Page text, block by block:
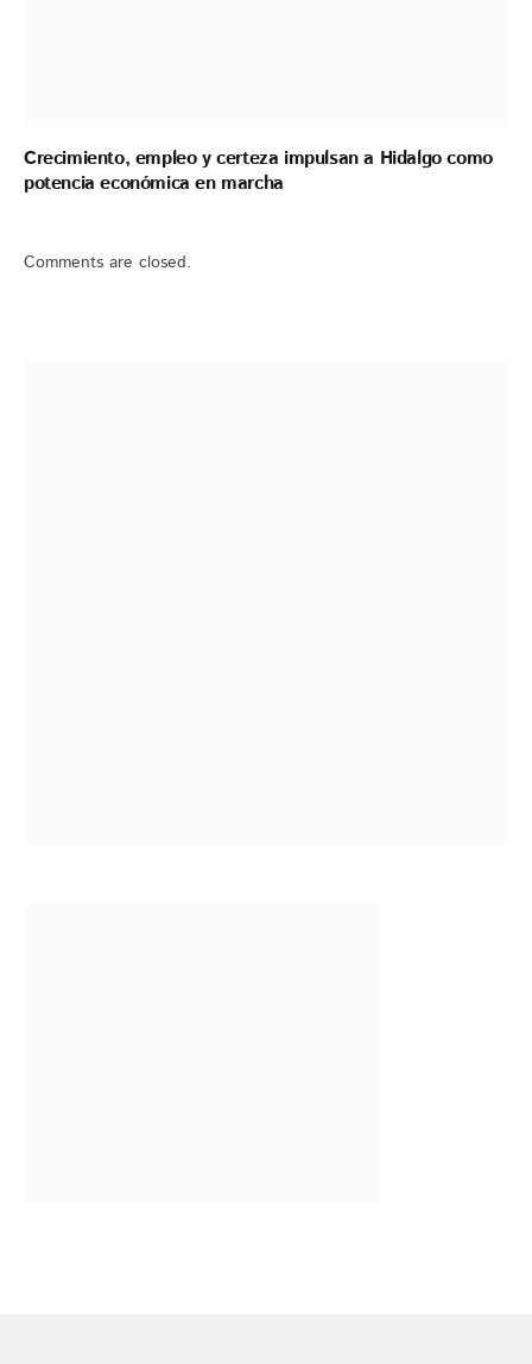
Crecimiento, empleo y certeza impulsan a Hidalgo como
potencia económica en marcha
Comments are closed.